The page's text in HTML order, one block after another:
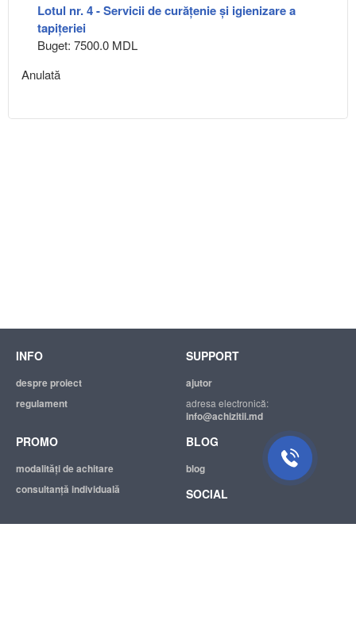
Lotul nr. 4 - Servicii de curățenie și igienizare a
tapițeriei
Buget: 7500.0 MDL
Anulată
INFO
despre proiect
regulament
SUPPORT
ajutor
adresa electronică:
info@achizitii.md
PROMO
modalităţi de achitare
consultanță individuală
BLOG
blog
SOCIAL